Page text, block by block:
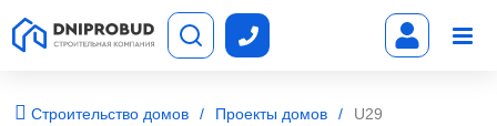
Строительство домов Проекты домов U29